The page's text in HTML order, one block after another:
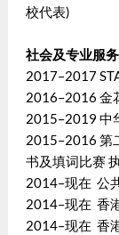
校代表)
社会及专业服务
2017–2017
2016–2016 金
2015–2019 中
2015–2016 第
书及填词比赛
2014–现在 公
2014–现在 香
2014–现在 香